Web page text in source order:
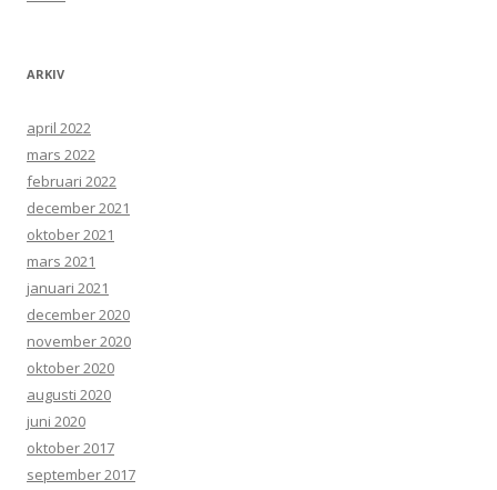
ARKIV
april 2022
mars 2022
februari 2022
december 2021
oktober 2021
mars 2021
januari 2021
december 2020
november 2020
oktober 2020
augusti 2020
juni 2020
oktober 2017
september 2017